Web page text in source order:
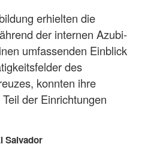
erhielten die
der internen Azubi-
umfassenden Einblick
des
konnten ihre
der Einrichtungen
Salvador